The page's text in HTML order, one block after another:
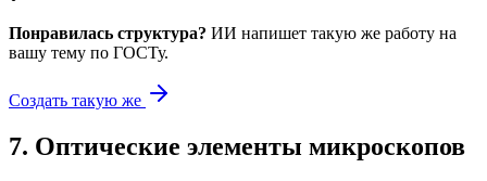
Понравилась структура? ИИ напишет такую же работу на
вашу тему по ГОСТу.
Создать такую же
7. Оптические элементы микроскопов